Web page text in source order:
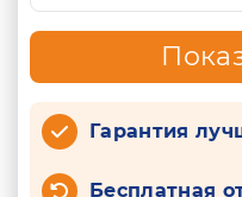
Гарантия
Бесплатная